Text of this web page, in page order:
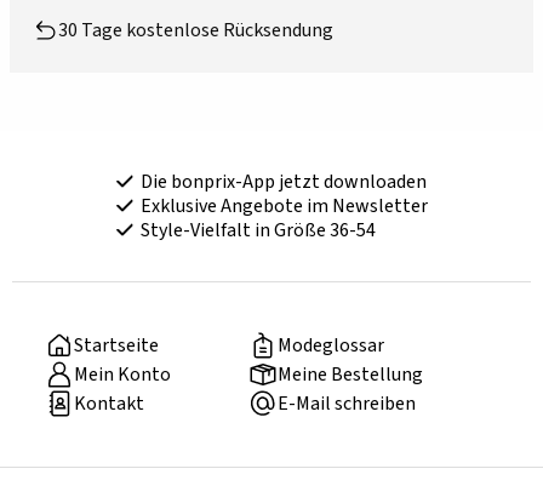
30 Tage kostenlose Rücksendung
Die bonprix-App jetzt downloaden
Exklusive Angebote im Newsletter
Style-Vielfalt in Größe 36-54
Startseite
Modeglossar
Mein Konto
Meine Bestellung
Kontakt
E-Mail schreiben